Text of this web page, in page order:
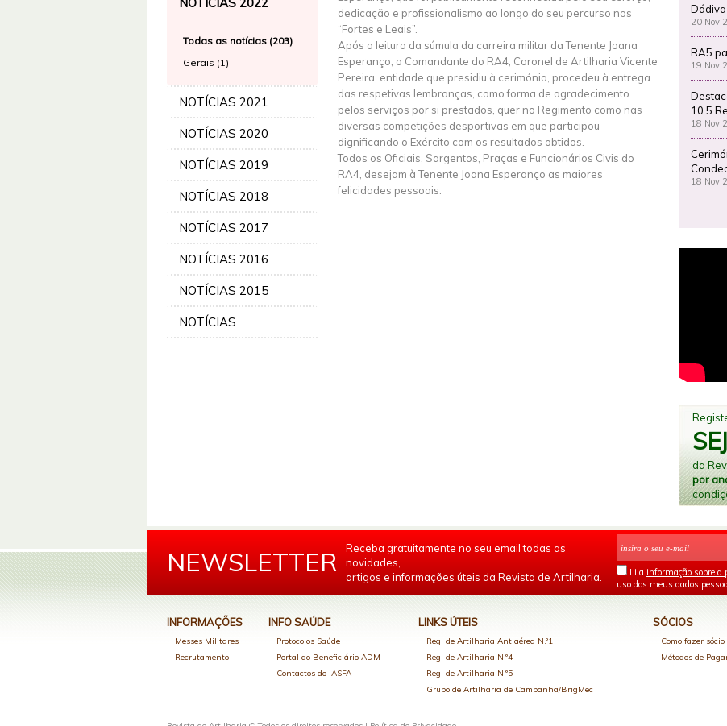
Todas as notícias (203)
Gerais (1)
NOTÍCIAS 2021
NOTÍCIAS 2020
NOTÍCIAS 2019
NOTÍCIAS 2018
NOTÍCIAS 2017
NOTÍCIAS 2016
NOTÍCIAS 2015
NOTÍCIAS
dedicação e profissionalismo ao longo do seu percurso nos
“Fortes e Leais”.
Após a leitura da súmula da carreira militar da Tenente Joana
Esperanço, o Comandante do RA4, Coronel de Artilharia Vicente
Pereira, entidade que presidiu à cerimónia, procedeu à entrega
das respetivas lembranças, como forma de agradecimento
pelos serviços por si prestados, quer no Regimento como nas
diversas competições desportivas em que participou
dignificando o Exército com os resultados obtidos.
Todos os Oficiais, Sargentos, Praças e Funcionários Civis do
RA4, desejam à Tenente Joana Esperanço as maiores
felicidades pessoais.
20 Nov
RA5
19 Nov
10.5
18 Nov
18 Nov
da
por
NEWSLETTER
Receba gratuitamente no seu email todas as
novidades,
artigos e informações úteis da Revista de Artilharia.
Li a informação sobre a
uso dos meus dados
INFORMAÇÕES
Messes Militares
Recrutamento
INFO SAÚDE
Protocolos Saúde
Portal do Beneficiário ADM
Contactos do IASFA
LINKS ÚTEIS
Reg. de Artilharia Antiaérea N.º1
Reg. de Artilharia N.º4
Reg. de Artilharia N.º5
Grupo de Artilharia de Campanha/BrigMec
SÓCIOS
Como fazer sócio
Métodos de